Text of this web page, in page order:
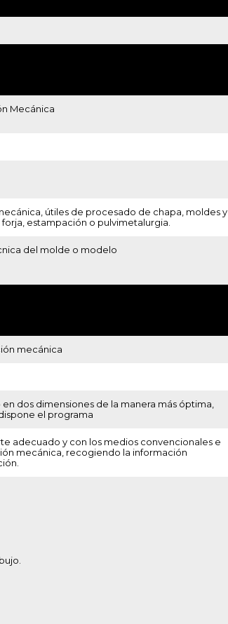
Mecánica
útiles de procesado de chapa, moldes y
estampación o pulvimetalurgia.
del molde o modelo
mecánica
dos dimensiones de la manera más óptima,
el programa
adecuado y con los medios convencionales e
mecánica, recogiendo la información